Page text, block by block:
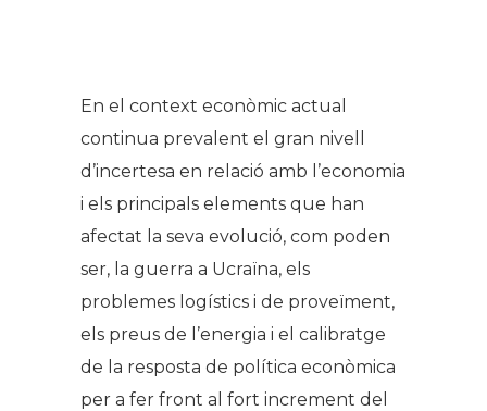
En el context econòmic actual
continua prevalent el gran nivell
d’incertesa en relació amb l’economia
i els principals elements que han
afectat la seva evolució, com poden
ser, la guerra a Ucraïna, els
problemes logístics i de proveïment,
els preus de l’energia i el calibratge
de la resposta de política econòmica
per a fer front al fort increment del